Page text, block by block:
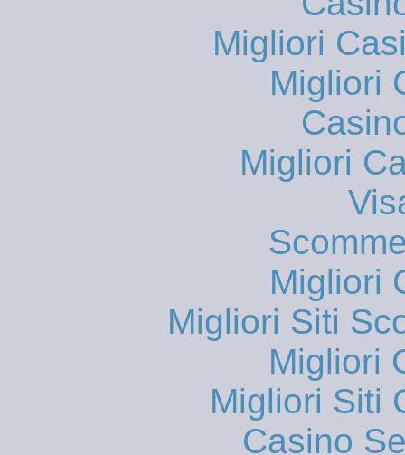
Migliori
Migliori
Migliori
Migliori
Migliori Siti
Migliori
Migliori Siti
Casino